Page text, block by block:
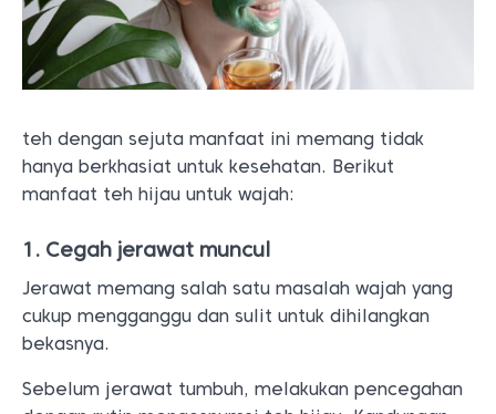
teh dengan sejuta manfaat ini memang tidak
hanya berkhasiat untuk kesehatan. Berikut
manfaat teh hijau untuk wajah:
1. Cegah jerawat muncul
Jerawat memang salah satu masalah wajah yang
cukup mengganggu dan sulit untuk dihilangkan
bekasnya.
Sebelum jerawat tumbuh, melakukan pencegahan